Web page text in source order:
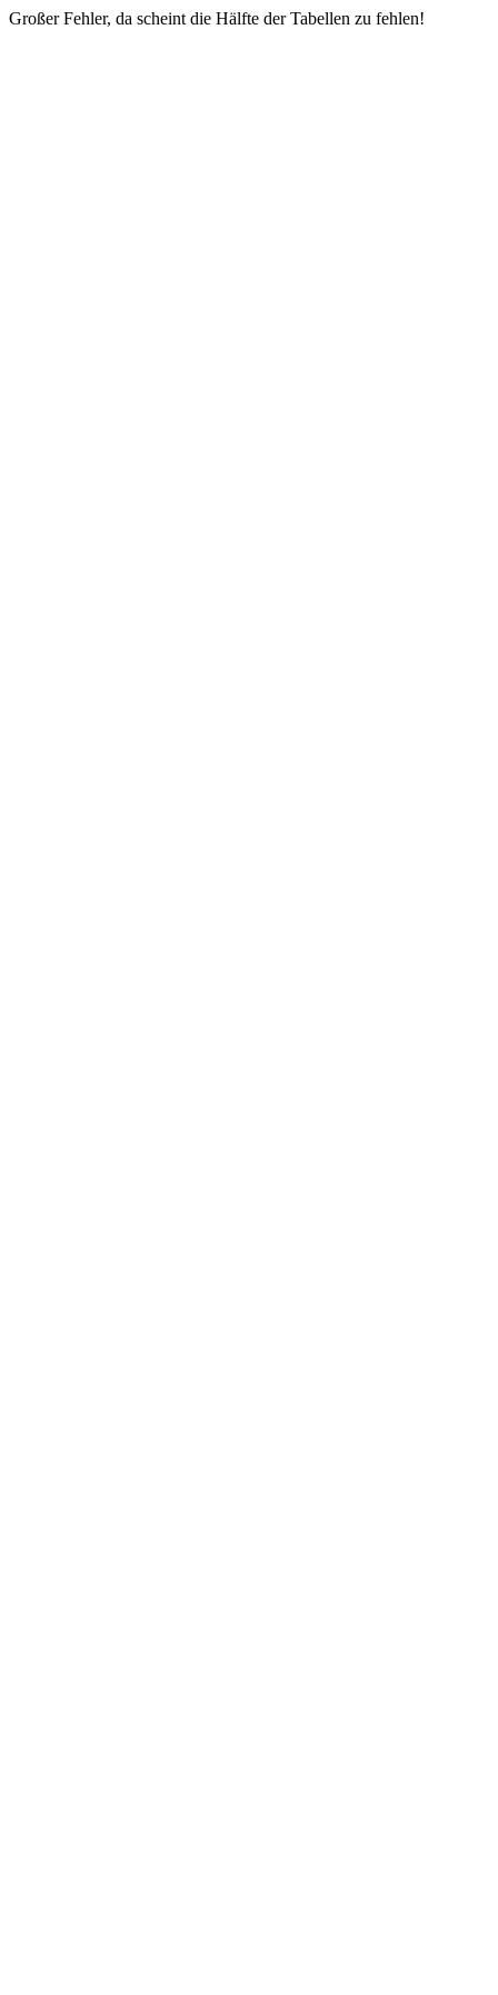
Großer Fehler, da scheint die Hälfte der Tabellen zu fehlen!